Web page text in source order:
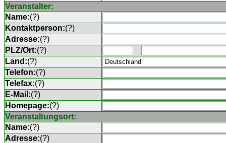
Veranstalter:
Name:(?)
Kontaktperson:(?)
Adresse:(?)
PLZ/Ort:(?)
Land:(?)
Telefon:(?)
Telefax:(?)
E-Mail:(?)
Homepage:(?)
Veranstaltungsort:
Name:(?)
Adresse:(?)